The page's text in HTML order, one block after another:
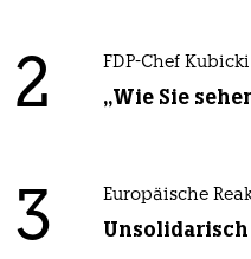
2 FDP-Chef
„Wie Sie
3 Europäische